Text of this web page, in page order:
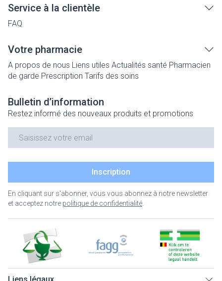
Service à la clientèle
FAQ
Votre pharmacie
A propos de nous Liens utiles Actualités santé Pharmacien
de garde Prescription Tarifs des soins
Bulletin d’information
Restez informé des nouveaux produits et promotions
Inscription
En cliquant sur s'abonner, vous vous abonnez à notre newsletter
et acceptez notre politique de confidentialité